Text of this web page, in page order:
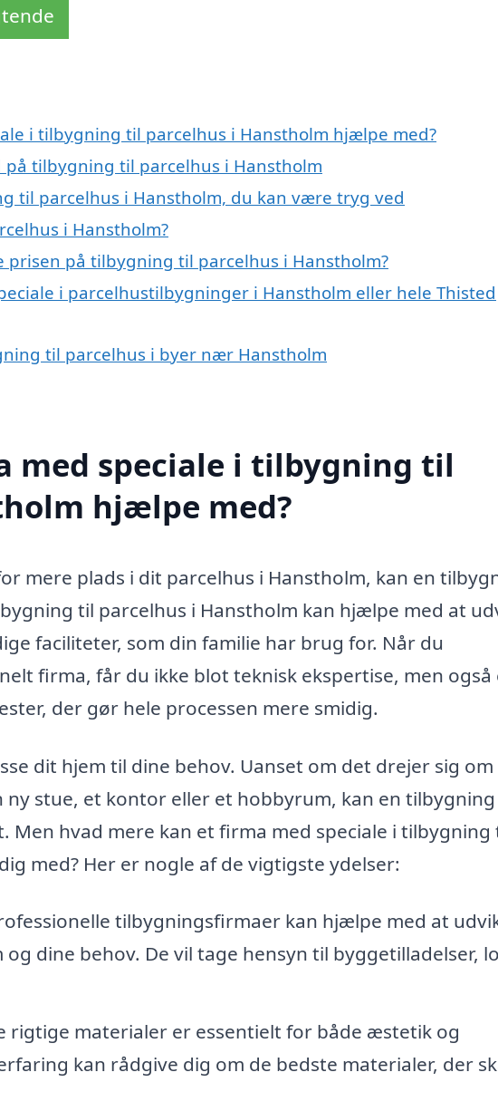
i tilbygning til parcelhus i Hanstholm hjælpe med?
tilbygning til parcelhus i Hanstholm
til parcelhus i Hanstholm, du kan være tryg ved
i Hanstholm?
prisen på tilbygning til parcelhus i Hanstholm?
i parcelhustilbygninger i Hanstholm eller hele Thisted
til parcelhus i byer nær Hanstholm
med speciale i tilbygning til
hjælpe med?
mere plads i dit parcelhus i Hanstholm, kan en
til parcelhus i Hanstholm kan hjælpe med at
faciliteter, som din familie har brug for. Når du
firma, får du ikke blot teknisk ekspertise, men også
der gør hele processen mere smidig.
dit hjem til dine behov. Uanset om det drejer sig om
stue, et kontor eller et hobbyrum, kan en tilbygning
hvad mere kan et firma med speciale i tilbygning
med? Her er nogle af de vigtigste ydelser:
tilbygningsfirmaer kan hjælpe med at
dine behov. De vil tage hensyn til byggetilladelser,
rigtige materialer er essentielt for både æstetik og
kan rådgive dig om de bedste materialer, der